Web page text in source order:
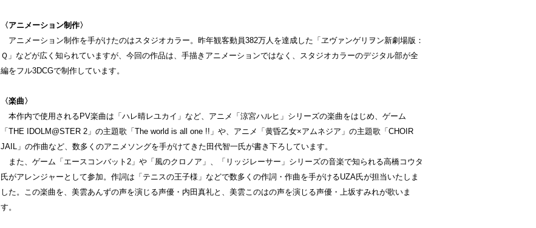
〈アニメーション制作〉
アニメーション制作を手がけたのはスタジオカラー。昨年観客動員382万人を達成した「ヱヴァンゲリヲン新劇場版：
Ｑ」などが広く知られていますが、今回の作品は、手描きアニメーションではなく、スタジオカラーのデジタル部が全
編をフル3DCGで制作しています。
〈楽曲〉
本作内で使用されるPV楽曲は「ハレ晴レユカイ」など、アニメ「涼宮ハルヒ」シリーズの楽曲をはじめ、ゲーム
「THE IDOLM@STER 2」の主題歌「The world is all one !!」や、アニメ「黄昏乙女×アムネジア」の主題歌「CHOIR
JAIL」の作曲など、数多くのアニメソングを手がけてきた田代智一氏が書き下ろしています。
また、ゲーム「エースコンバット2」や「風のクロノア」、「リッジレーサー」シリーズの音楽で知られる高橋コウタ
氏がアレンジャーとして参加。作詞は「テニスの王子様」などで数多くの作詞・作曲を手がけるUZA氏が担当いたしま
した。この楽曲を、美雲あんずの声を演じる声優・内田真礼と、美雲このはの声を演じる声優・上坂すみれが歌いま
す。